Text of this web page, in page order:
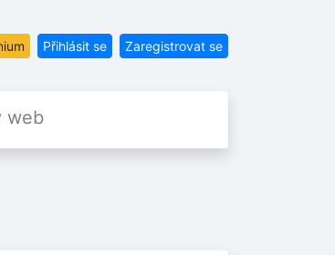
Přihlásit se Zaregistrovat se
web